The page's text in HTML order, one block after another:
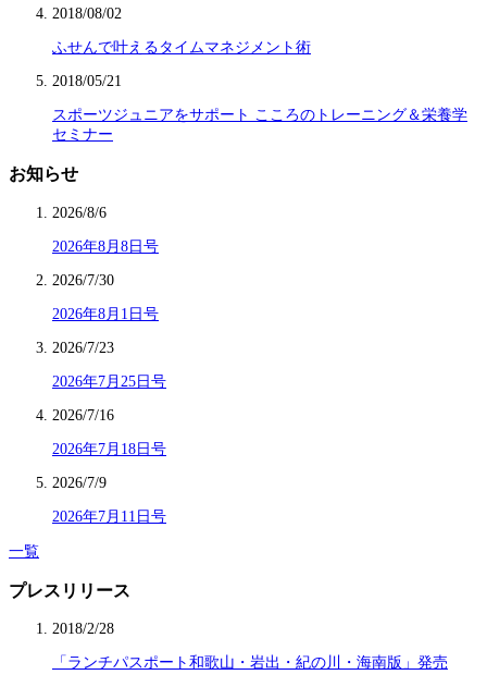
2018/08/02
ふせんで叶えるタイムマネジメント術
2018/05/21
スポーツジュニアをサポート こころのトレーニング＆栄養学
セミナー
お知らせ
2026/8/6
2026年8月8日号
2026/7/30
2026年8月1日号
2026/7/23
2026年7月25日号
2026/7/16
2026年7月18日号
2026/7/9
2026年7月11日号
一覧
プレスリリース
2018/2/28
「ランチパスポート和歌山・岩出・紀の川・海南版」発売